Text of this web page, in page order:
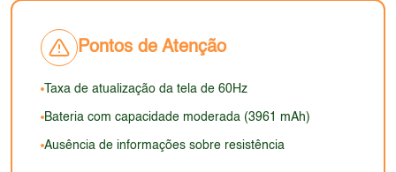
capacidade da bateria seja maior.
comparação com outros modelos mais recentes.
incluindo a resistência à água e poeira, informação
que infelizmente não está disponível. O design
deve ser um dos pontos fortes do aparelho, atraindo
Pontos de Atenção
Taxa de atualização da tela de 60Hz
Bateria com capacidade moderada (3961 mAh)
Ausência de informações sobre resistência